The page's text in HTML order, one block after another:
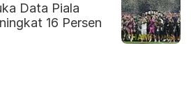
Data Piala
16 Persen